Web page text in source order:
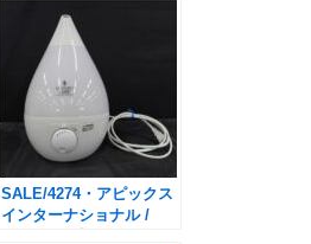
SALE/4274・アピックス
インターナショナル /